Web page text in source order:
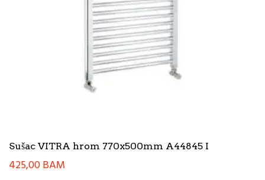
Sušac VITRA hrom 770x500mm A44845 I
425,00BAM